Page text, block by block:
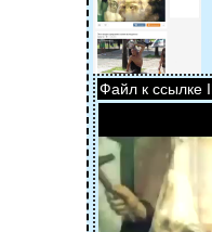
Файл к ссылке